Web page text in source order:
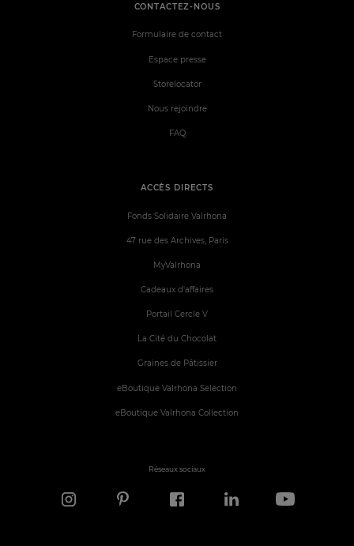
ACCÈS DIRECTS
Fonds Solidaire Valrhona
47 rue des Archives, Paris
MyValrhona
Cadeaux d'affaires
Portail Cercle V
La Cité du Chocolat
Graines de Pâtissier
eBoutique Valrhona Selection
eBoutique Valrhona Collection
CONTACTEZ-NOUS
Formulaire de contact
Espace presse
Storelocator
Nous rejoindre
FAQ
Réseaux sociaux